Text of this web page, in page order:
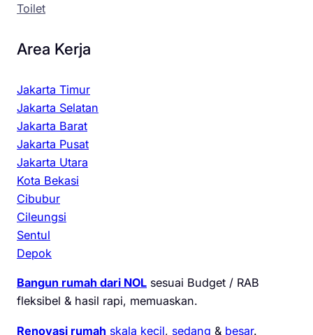
Toilet
Area Kerja
Jakarta Timur
Jakarta Selatan
Jakarta Barat
Jakarta Pusat
Jakarta Utara
Kota Bekasi
Cibubur
Cileungsi
Sentul
Depok
Bangun rumah dari NOL sesuai Budget / RAB
fleksibel & hasil rapi, memuaskan.
Renovasi rumah skala kecil, sedang & besar.